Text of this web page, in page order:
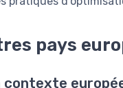
pays
contexte